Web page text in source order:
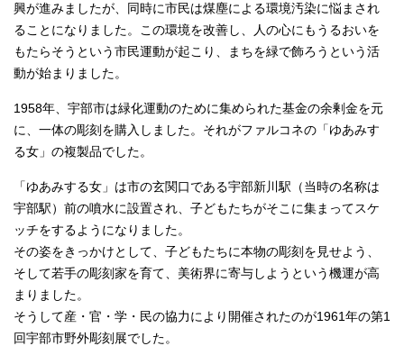
興が進みましたが、同時に市民は煤塵による環境汚染に悩まされ
ることになりました。この環境を改善し、人の心にもうるおいを
もたらそうという市民運動が起こり、まちを緑で飾ろうという活
動が始まりました。
1958年、宇部市は緑化運動のために集められた基金の余剰金を元
に、一体の彫刻を購入しました。それがファルコネの「ゆあみす
る女」の複製品でした。
「ゆあみする女」は市の玄関口である宇部新川駅（当時の名称は
宇部駅）前の噴水に設置され、子どもたちがそこに集まってスケ
ッチをするようになりました。
その姿をきっかけとして、子どもたちに本物の彫刻を見せよう、
そして若手の彫刻家を育て、美術界に寄与しようという機運が高
まりました。
そうして産・官・学・民の協力により開催されたのが1961年の第1
回宇部市野外彫刻展でした。